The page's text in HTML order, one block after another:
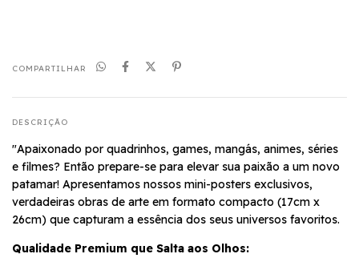
COMPARTILHAR
DESCRIÇÃO
"Apaixonado por quadrinhos, games, mangás, animes, séries
e filmes? Então prepare-se para elevar sua paixão a um novo
patamar! Apresentamos nossos mini-posters exclusivos,
verdadeiras obras de arte em formato compacto (17cm x
26cm) que capturam a essência dos seus universos favoritos.
Qualidade Premium que Salta aos Olhos: